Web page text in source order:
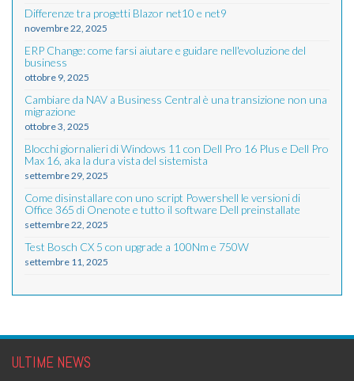
Differenze tra progetti Blazor net10 e net9
novembre 22, 2025
ERP Change: come farsi aiutare e guidare nell'evoluzione del
business
ottobre 9, 2025
Cambiare da NAV a Business Central è una transizione non una
migrazione
ottobre 3, 2025
Blocchi giornalieri di Windows 11 con Dell Pro 16 Plus e Dell Pro
Max 16, aka la dura vista del sistemista
settembre 29, 2025
Come disinstallare con uno script Powershell le versioni di
Office 365 di Onenote e tutto il software Dell preinstallate
settembre 22, 2025
Test Bosch CX 5 con upgrade a 100Nm e 750W
settembre 11, 2025
ULTIME NEWS